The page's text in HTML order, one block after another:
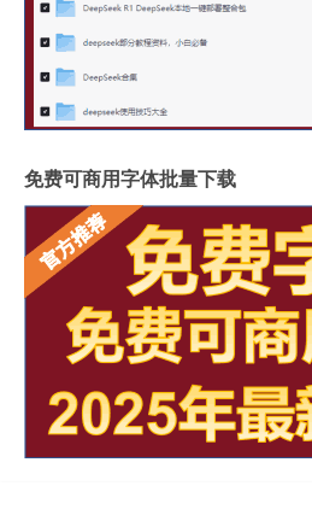
免费可商用字体批量下载